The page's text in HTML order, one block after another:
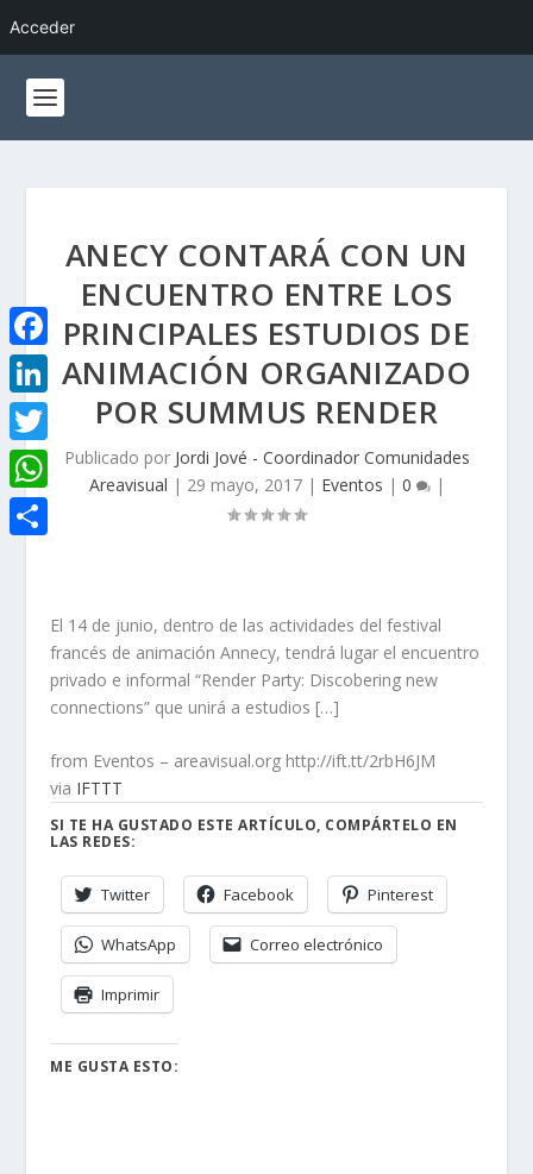
Acceder
ANECY CONTARÁ CON UN
ENCUENTRO ENTRE LOS
PRINCIPALES ESTUDIOS DE
ANIMACIÓN ORGANIZADO
POR SUMMUS RENDER
Publicado por Jordi Jové - Coordinador Comunidades
Areavisual | 29 mayo, 2017| Eventos | 0 |
El 14 de junio, dentro de las actividades del festival
francés de animación Annecy, tendrá lugar el encuentro
privado e informal “Render Party: Discobering new
connections” que unirá a estudios […]
from Eventos – areavisual.org http://ift.tt/2rbH6JM
via IFTTT
SI TE HA GUSTADO ESTE ARTÍCULO, COMPÁRTELO EN
LAS REDES:
Twitter Facebook Pinterest
WhatsApp Correo electrónico
Imprimir
ME GUSTA ESTO:
F
a
c
e
b
L
i
n
k
T
w
i
W